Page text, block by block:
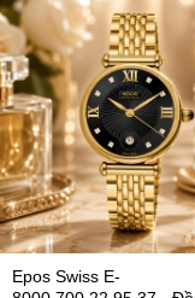
Epos Swiss E-